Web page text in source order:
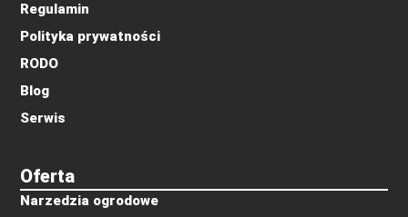
Oferta
Narzedzia ogrodowe
Regulamin
Polityka prywatności
RODO
Blog
Serwis